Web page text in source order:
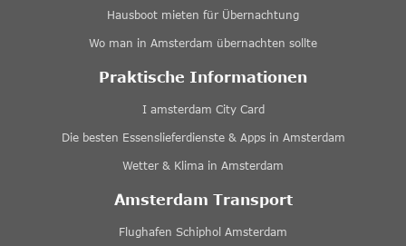
Hausboot mieten für Übernachtung
Wo man in Amsterdam übernachten sollte
Praktische Informationen
I amsterdam City Card
Die besten Essenslieferdienste & Apps in Amsterdam
Wetter & Klima in Amsterdam
Amsterdam Transport
Flughafen Schiphol Amsterdam